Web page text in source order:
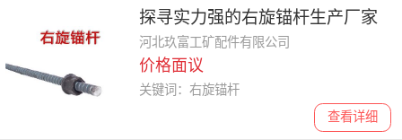
探寻实力强的右旋锚杆生产厂家
哪个口碑好
河北玖富工矿配件有限公司
价格面议
查看详细
关键词：右旋锚杆